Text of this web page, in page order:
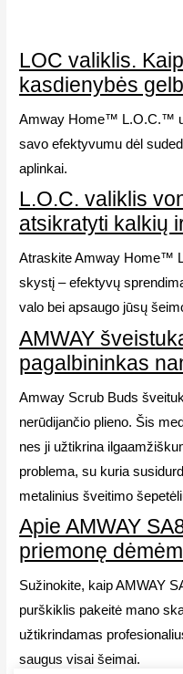
LOC valiklis.
kasdienybės
Amway Home™ L.O.C.™
savo efektyvumu dėl
aplinkai.
L.O.C. valiklis
atsikratyti kalkių
Atraskite Amway Home™
skystį – efektyvų
valo bei apsaugo jūsų
AMWAY
pagalbininkas
Amway Scrub Buds
nerūdijančio plieno. Šis
nes ji užtikrina
problema, su kuria
metalinius šveitimo
Apie AMWAY
priemonę
Sužinokite, kaip AMWAY
purškiklis pakeitė mano
užtikrindamas
saugus visai šeimai.